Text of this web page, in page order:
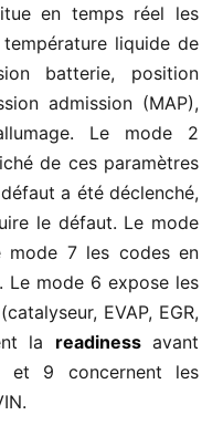
en temps réel les
liquide de
batterie, position
admission (MAP),
Le mode 2
de ces paramètres
a été déclenché,
le défaut. Le mode
7 les codes en
Le mode 6 expose les
EVAP, EGR,
la readinessavant
et 9 concernent les